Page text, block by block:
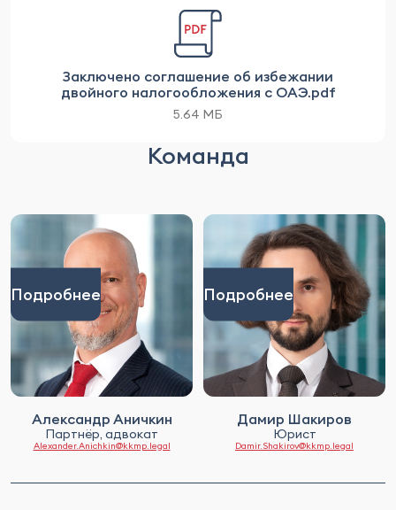
Заключено соглашение об избежании
двойного налогообложения с ОАЭ.pdf
5.64 МБ
Команда
Подробнее
Александр Аничкин
Партнёр, адвокат
Alexander.Anichkin@kkmp.legal
Подробнее
Дамир Шакиров
Юрист
Damir.Shakirov@kkmp.legal